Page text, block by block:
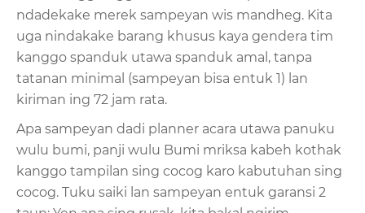
ndadekake merek sampeyan wis mandheg. Kita
uga nindakake barang khusus kaya gendera tim
kanggo spanduk utawa spanduk amal, tanpa
tatanan minimal (sampeyan bisa entuk 1) lan
kiriman ing 72 jam rata.
Apa sampeyan dadi planner acara utawa panuku
wulu bumi, panji wulu Bumi mriksa kabeh kothak
kanggo tampilan sing cocog karo kabutuhan sing
cocog. Tuku saiki lan sampeyan entuk garansi 2